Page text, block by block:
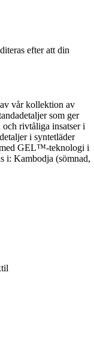
efter att din
vår kollektion av
som ger
rivtåliga insatser i
i syntetläder
med GEL™-teknologi i
i: Kambodja (sömnad,